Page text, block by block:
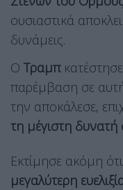
ουσιαστικά
δυνάμεις.
Ο Τραμπ
παρέμβαση σε
την αποκάλεσε,
τη μέγιστη δυνατή
Εκτίμησε ακόμη ότι
μεγαλύτερη